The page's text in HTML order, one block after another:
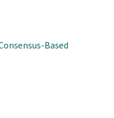
Based